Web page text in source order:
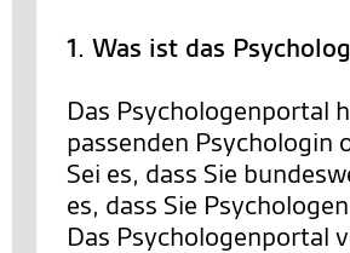
1. Was ist das
Das Psychologenportal
passenden Psychologin
Sei es, dass Sie
es, dass Sie
Das Psychologenportal